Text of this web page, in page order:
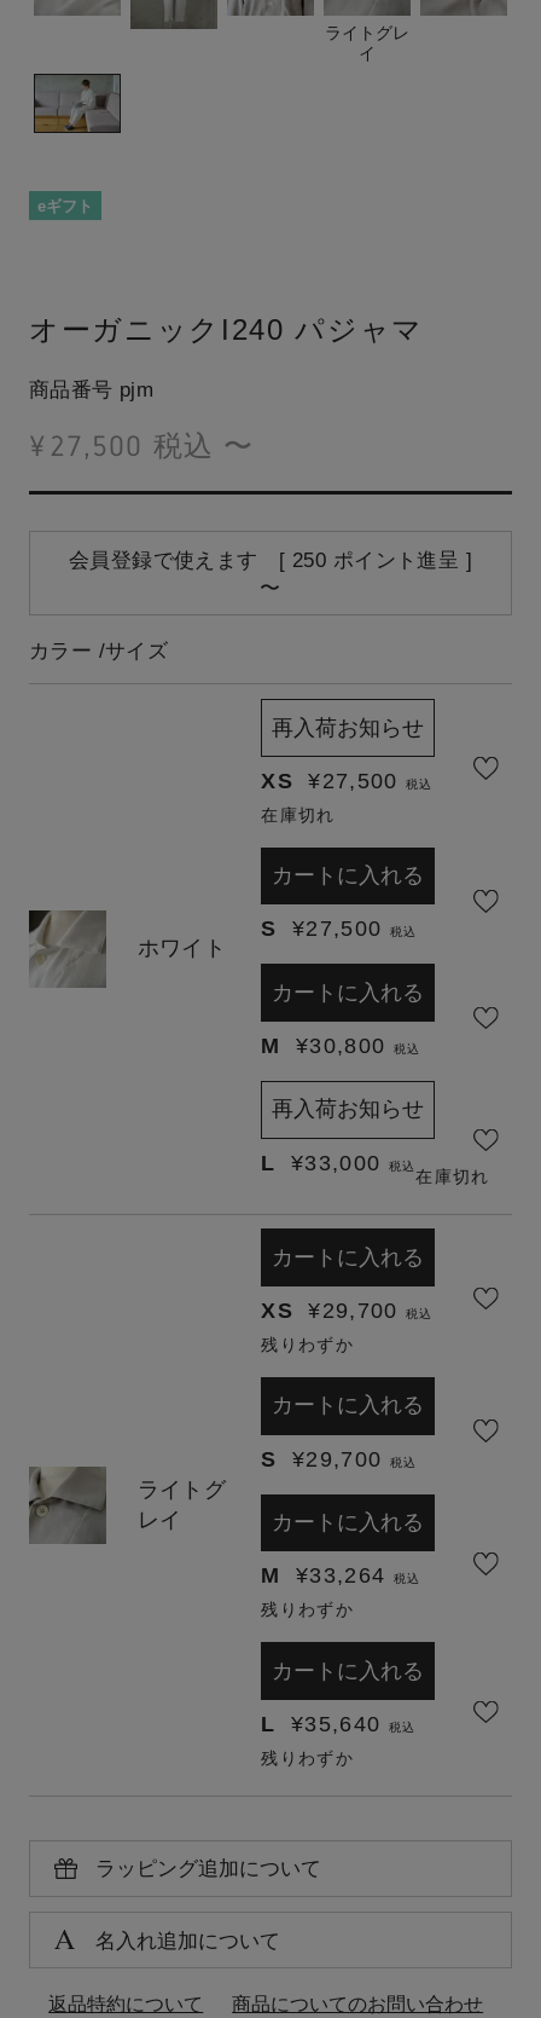
ライトグレ
イ
eギフト
オーガニックI240 パジャマ
商品番号 pjm
¥ 27,500 税込 〜
会員登録で使えます [ 250 ポイント進呈 ]
〜
カラー サイズ
ホワイト
XS ¥27,500 税込
在庫切れ
再入荷お知らせ
S ¥27,500 税込
カートに入れる
M ¥30,800 税込
カートに入れる
L ¥33,000 税込
在庫切れ
再入荷お知らせ
ライトグ
レイ
XS ¥29,700 税込
残りわずか
カートに入れる
S ¥29,700 税込
カートに入れる
M ¥33,264 税込
残りわずか
カートに入れる
L ¥35,640 税込
残りわずか
カートに入れる
ラッピング追加について
名入れ追加について
返品特約について 商品についてのお問い合わせ